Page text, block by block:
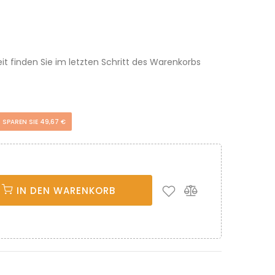
finden Sie im letzten Schritt des Warenkorbs
SPAREN SIE 49,67 €
IN DEN WARENKORB